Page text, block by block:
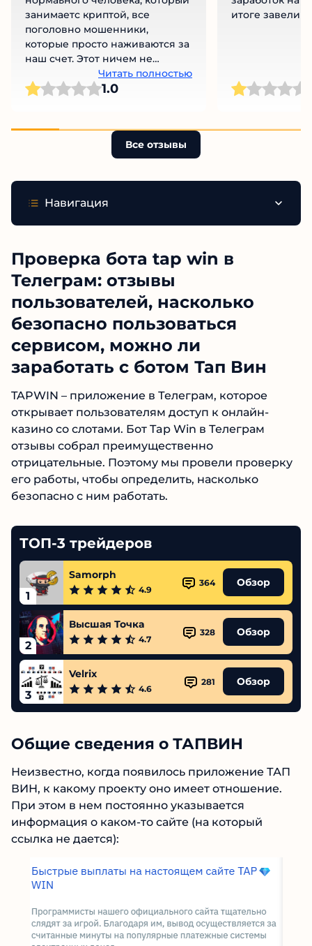
занимаетс криптой, все
поголовно мошенники,
которые просто наживаются за
наш счет. Этот ничем не
отличается от нихЧитать полностью
1.0
итоге завели
Все отзывы
Навигация
Проверка бота tap win в
Телеграм: отзывы
пользователей, насколько
безопасно пользоваться
сервисом, можно ли
заработать с ботом Тап Вин
TAPWIN – приложение в Телеграм, которое
открывает пользователям доступ к онлайн-
казино со слотами. Бот Tap Win в Телеграм
отзывы собрал преимущественно
отрицательные. Поэтому мы провели
проверку его работы, чтобы определить,
насколько безопасно с ним работать.
ТОП-3 трейдеров
1
Samorph
4.9
364 Обзор
2
Высшая Точка
4.7
328 Обзор
3
Velrix
4.6
281 Обзор
Общие сведения о ТАПВИН
Неизвестно, когда появилось приложение
ТАП ВИН, к какому проекту оно имеет
отношение. При этом в нем постоянно
указывается информация о каком-то сайте (на
который ссылка не дается):